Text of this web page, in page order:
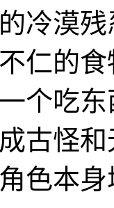
冷漠
仁的
个吃
古怪
色本